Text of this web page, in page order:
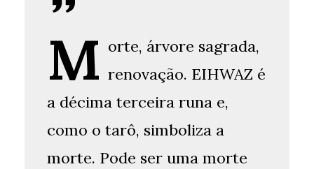
M orte, árvore sagrada,
renovação. EIHWAZ é
a décima terceira runa e,
como o tarô, simboliza a
morte. Pode ser uma morte